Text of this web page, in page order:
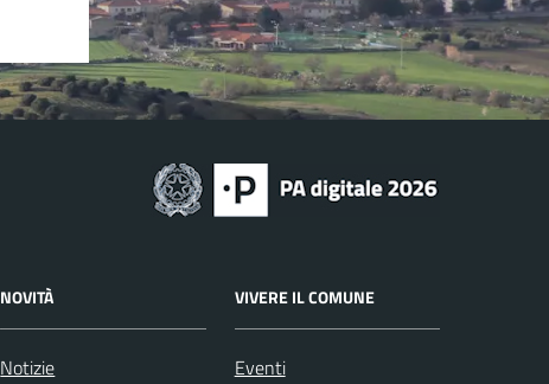
NOVITÀ
Notizie
VIVERE IL COMUNE
Eventi